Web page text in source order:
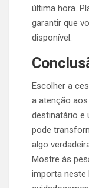
última hora.
garantir que
disponível.
Escolher a
a atenção
destinatário e
pode
algo
Mostre às
importa neste